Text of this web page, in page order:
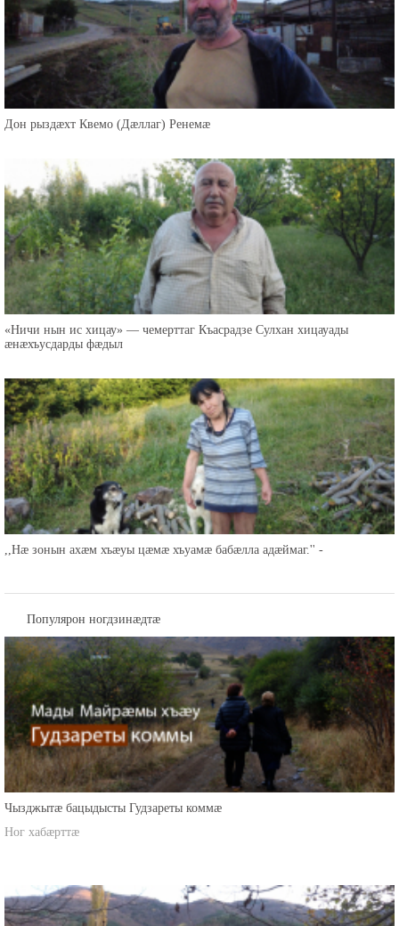
Дон рыздæхт Квемо (Дæллаг) Ренемæ
«Ничи нын ис хицау» — чемерттаг Къасрадзе Сулхан хицауады
æнæхъусдарды фæдыл
,,Нæ зонын ахæм хъæуы цæмæ хъуамæ бабæлла адæймаг.'' -
Популярон ногдзинæдтæ
Чызджытæ бацыдысты Гудзареты коммæ
Ног хабæрттæ